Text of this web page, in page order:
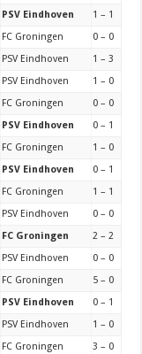
PSV Eindhoven
1 – 1
FC Groningen
0 – 0
PSV Eindhoven
1 – 3
PSV Eindhoven
1 – 0
FC Groningen
0 – 0
PSV Eindhoven
0 – 1
FC Groningen
1 – 0
PSV Eindhoven
0 – 1
FC Groningen
1 – 1
PSV Eindhoven
0 – 0
FC Groningen
2 – 2
PSV Eindhoven
0 – 0
FC Groningen
5 – 0
PSV Eindhoven
0 – 1
PSV Eindhoven
1 – 0
FC Groningen
3 – 0